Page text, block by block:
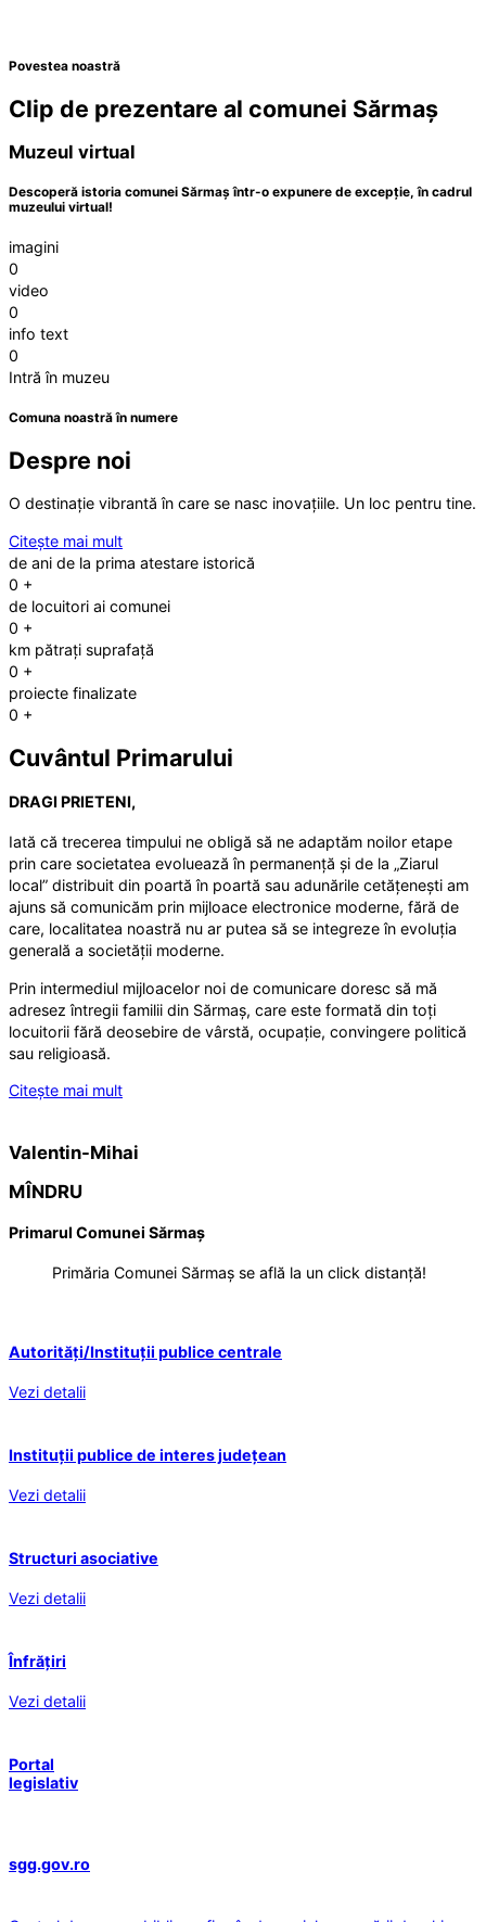
Povestea noastră
Clip de prezentare al comunei Sărmaș
Muzeul virtual
Descoperă istoria comunei Sărmaș într-o expunere de excepție, în cadrul
muzeului virtual!
imagini
0
video
0
info text
0
Intră în muzeu
Comuna noastră în numere
Despre noi
O destinație vibrantă în care se nasc inovațiile. Un loc pentru tine.
Citește mai mult
de ani de la prima atestare istorică
0 +
de locuitori ai comunei
0 +
km pătrați suprafață
0 +
proiecte finalizate
0 +
Cuvântul Primarului
DRAGI PRIETENI,
Iată că trecerea timpului ne obligă să ne adaptăm noilor etape
prin care societatea evoluează în permanență și de la „Ziarul
local” distribuit din poartă în poartă sau adunările cetățenești am
ajuns să comunicăm prin mijloace electronice moderne, fără de
care, localitatea noastră nu ar putea să se integreze în evoluția
generală a societății moderne.
Prin intermediul mijloacelor noi de comunicare doresc să mă
adresez întregii familii din Sărmaș, care este formată din toți
locuitorii fără deosebire de vârstă, ocupație, convingere politică
sau religioasă.
Citește mai mult
Valentin-Mihai
MÎNDRU
Primarul Comunei Sărmaș
Primăria Comunei Sărmaș se află la un click distanță!
Autorități/Instituții publice centrale
Vezi detalii
Instituții publice de interes județean
Vezi detalii
Structuri asociative
Vezi detalii
Înfrățiri
Vezi detalii
Portal
legislativ
sgg.gov.ro